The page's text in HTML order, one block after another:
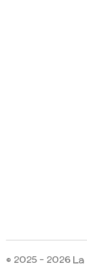
© 2025 - 2026